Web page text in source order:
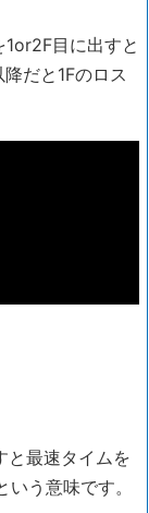
目に出すと
だと1Fのロス
と最速タイムを
う意味です。